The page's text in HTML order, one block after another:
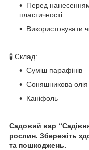
Перед
пластичності
Використовувати
🧪 Склад:
Суміш парафінів
Соняшникова олія
Каніфоль
Садовий вар
рослин. Збережіть
та пошкоджень.